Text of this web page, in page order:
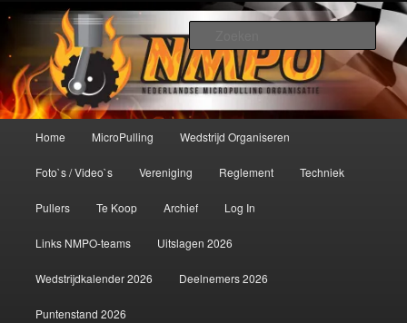
primaire
inhoudNederlandse MicroPulling
Organisatie
De meest krachtige modelbouwsport ter wereld!
Home MicroPulling Wedstrijd Organiseren
Foto`s / Video`s Vereniging Reglement Techniek
Pullers Te Koop Archief Log In
Links NMPO-teams Uitslagen 2026
Wedstrijdkalender 2026 Deelnemers 2026
Puntenstand 2026